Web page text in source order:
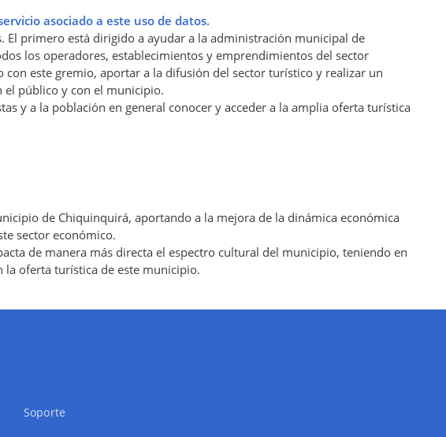
asociado a este uso de datos.
El primero está dirigido a ayudar a la administración municipal de
los operadores, establecimientos y emprendimientos del sector
este gremio, aportar a la difusión del sector turístico y realizar un
el público y con el municipio.
y a la población en general conocer y acceder a la amplia oferta turística
de Chiquinquirá, aportando a la mejora de la dinámica económica
sector económico.
de manera más directa el espectro cultural del municipio, teniendo en
la oferta turística de este municipio.
Soporte